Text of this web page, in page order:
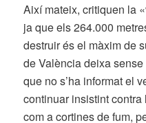
Així mateix, critiquen la
ja que els 264.000
destruir és el màxim de
de València deixa
que no s’ha informat el
continuar insistint
com a cortines de fum,